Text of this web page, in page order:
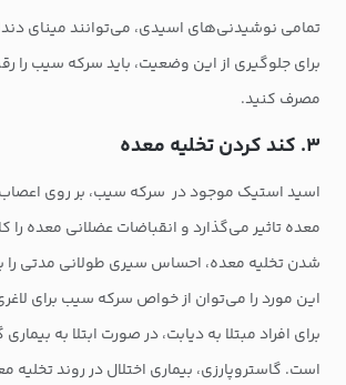
تمامی نوشیدنی‌های اسیدی، می‌توانند مینای
برای جلوگیری از این وضعیت، باید سرکه سیب را
مصرف کنید.
۳. کند کردن تخلیه معده
اسید استیک موجود در سرکه سیب، بر روی
معده تاثیر می‌گذارد و انقباضات عضلانی معده
شدن تخلیه معده، احساس سیری طولانی مدتی را
این مورد را می‌توان از خواص سرکه سیب برای
برای افراد مبتلا به دیابت، در صورت ابتلا به
است. گاستروپارزی، بیماری اختلال در روند